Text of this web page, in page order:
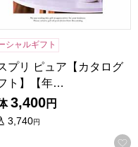
入りに登録する
シャルギフト
プリ ピュア【カタログ
ト】【年…
3,400円
3,740円